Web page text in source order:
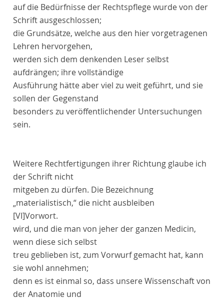
auf die Bedürfnisse der Rechtspflege wurde von der
Schrift ausgeschlossen;
die Grundsätze, welche aus den hier vorgetragenen
Lehren hervorgehen,
werden sich dem denkenden Leser selbst
aufdrängen; ihre vollständige
Ausführung hätte aber viel zu weit geführt, und sie
sollen der Gegenstand
besonders zu veröffentlichender Untersuchungen
sein.
Weitere Rechtfertigungen ihrer Richtung glaube ich
der Schrift nicht
mitgeben zu dürfen. Die Bezeichnung
„materialistisch,“ die nicht ausbleiben
[VI]Vorwort.
wird, und die man von jeher der ganzen Medicin,
wenn diese sich selbst
treu geblieben ist, zum Vorwurf gemacht hat, kann
sie wohl annehmen;
denn es ist einmal so, dass unsere Wissenschaft von
der Anatomie und